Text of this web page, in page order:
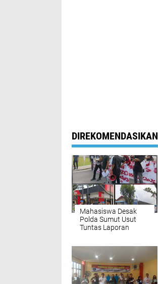
DIREKOMENDASIKAN
Mahasiswa Desak
Polda Sumut Usut
Tuntas Laporan
DPD Partai Demokrat
Sumut